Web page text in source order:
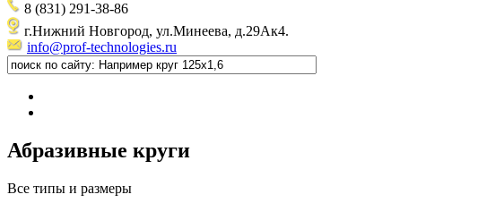
8 (831) 291-38-86
г.Нижний Новгород, ул.Минеева, д.29Ак4.
info@prof-technologies.ru
Абразивные круги
Все типы и размеры